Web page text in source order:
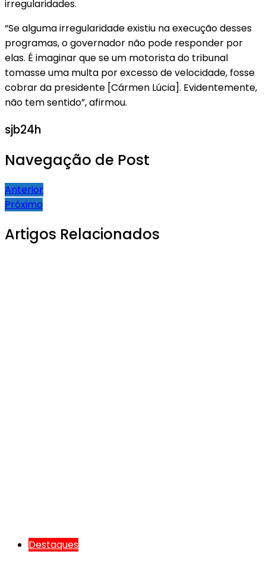
irregularidades.
“Se alguma irregularidade existiu na execução desses
programas, o governador não pode responder por
elas. É imaginar que se um motorista do tribunal
tomasse uma multa por excesso de velocidade, fosse
cobrar da presidente [Cármen Lúcia]. Evidentemente,
não tem sentido”, afirmou.
sjb24h
Navegação de Post
Anterior
Próximo
Artigos Relacionados
Destaques